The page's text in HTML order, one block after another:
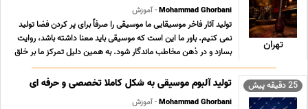
تهران
Mohammad Ghorbani- آموزش
تولید آثار فاخر موسیقایی ما موسیقی را صرفاً برای پر کردن فضا تولید
نمی کنیم. باور ما این است که موسیقی باید معنا داشته باشد، روایت
بسازد و در ذهن مخاطب ماندگار شود. به همین دلیل تمرکز ما بر خلق
آثاری است که هویت هنری داشته باشند؛ آثاری که فراتر از جریان های
زودگذر و تولیدات بازار ... ...
25 دقیقه پیش تولید آلبوم موسیقی به شکل کاملا تخصصی و حرفه ای
Mohammad Ghorbani- آموزش